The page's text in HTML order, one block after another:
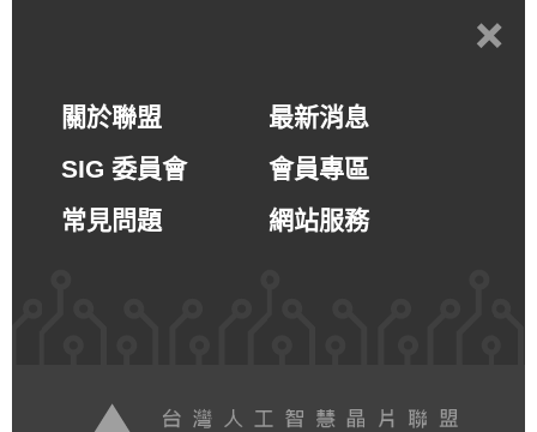
+
關於聯盟
最新消息
SIG 委員會
會員專區
常見問題
網站服務